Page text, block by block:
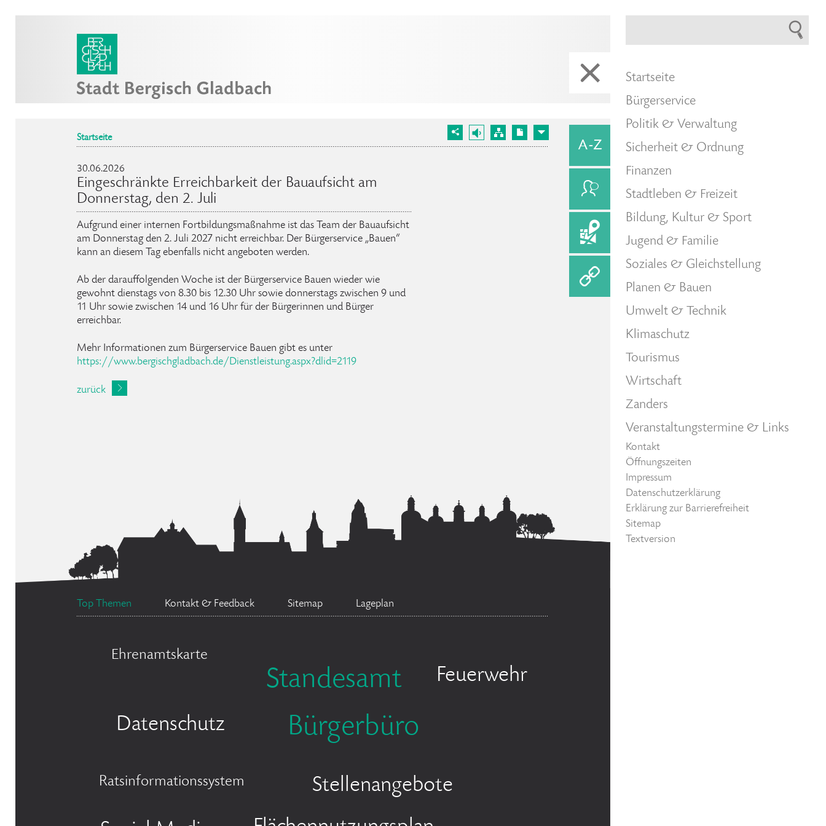
Startseite
30.06.2026
Eingeschränkte Erreichbarkeit der Bauaufsicht am
Donnerstag, den 2. Juli
Aufgrund einer internen Fortbildungsmaßnahme ist das Team der Bauaufsicht
am Donnerstag den 2. Juli 2027 nicht erreichbar. Der Bürgerservice „Bauen“
kann an diesem Tag ebenfalls nicht angeboten werden.
Ab der darauffolgenden Woche ist der Bürgerservice Bauen wieder wie
gewohnt dienstags von 8.30 bis 12.30 Uhr sowie donnerstags zwischen 9 und
11 Uhr sowie zwischen 14 und 16 Uhr für der Bürgerinnen und Bürger
erreichbar.
Mehr Informationen zum Bürgerservice Bauen gibt es unter
https://www.bergischgladbach.de/Dienstleistung.aspx?dlid=2119
zurück
Top Themen Kontakt & Feedback Sitemap Lageplan
Ehrenamtskarte
Standesamt Feuerwehr
Datenschutz Bürgerbüro
Ratsinformationssystem Stellenangebote
Startseite
Bürgerservice
Politik & Verwaltung
Sicherheit & Ordnung
Finanzen
Stadtleben & Freizeit
Bildung, Kultur & Sport
Jugend & Familie
Soziales & Gleichstellung
Planen & Bauen
Umwelt & Technik
Klimaschutz
Tourismus
Wirtschaft
Zanders
Veranstaltungstermine & Links
Kontakt
Öffnungszeiten
Impressum
Datenschutzerklärung
Erklärung zur Barrierefreiheit
Sitemap
Textversion